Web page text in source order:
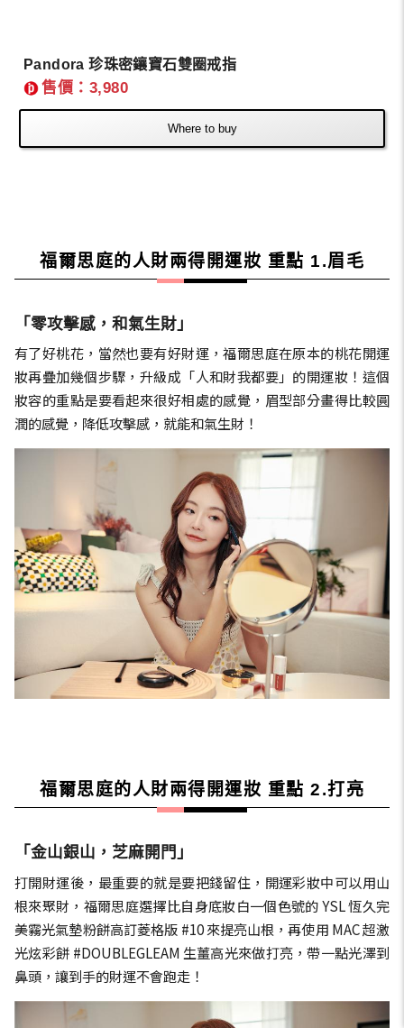
Pandora 珍珠密鑲寶石雙圈戒指
售價：3,980
Where to buy
福爾思庭的人財兩得開運妝 重點 1.眉毛
「零攻擊感，和氣生財」
有了好桃花，當然也要有好財運，福爾思庭在原本的桃花開運
妝再疊加幾個步驟，升級成「人和財我都要」的開運妝！這個
妝容的重點是要看起來很好相處的感覺，眉型部分畫得比較圓
潤的感覺，降低攻擊感，就能和氣生財！
福爾思庭的人財兩得開運妝 重點 2.打亮
「金山銀山，芝麻開門」
打開財運後，最重要的就是要把錢留住，開運彩妝中可以用山
根來聚財，福爾思庭選擇比自身底妝白一個色號的 YSL 恆久完
美霧光氣墊粉餅高訂菱格版 #10 來提亮山根，再使用 MAC 超激
光炫彩餅 #DOUBLEGLEAM 生薑高光來做打亮，帶一點光澤到
鼻頭，讓到手的財運不會跑走！